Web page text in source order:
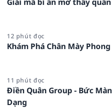
12 phút đọc
Khám Phá Chân Mày
11 phút đọc
Điền Quân Group - Bức
Dạng